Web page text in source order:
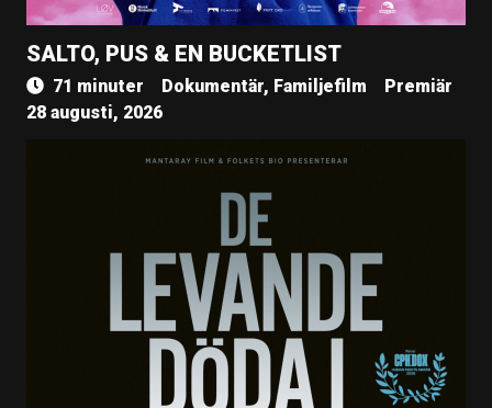
SALTO, PUS & EN BUCKETLIST
71 minuter Dokumentär, Familjefilm
Premiär
28 augusti, 2026